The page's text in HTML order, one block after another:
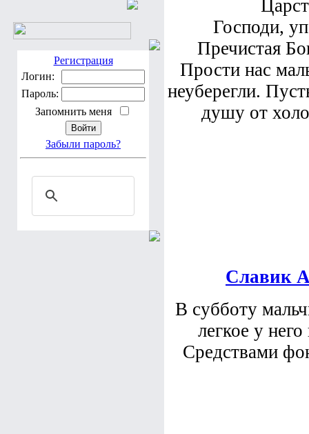
Регистрация
Логин:
Пароль:
Запомнить меня
Забыли пароль?
Господи,
Пречистая
Прости нас
неуберегли.
душу от
Славик
В субботу
легкое у
Средствами